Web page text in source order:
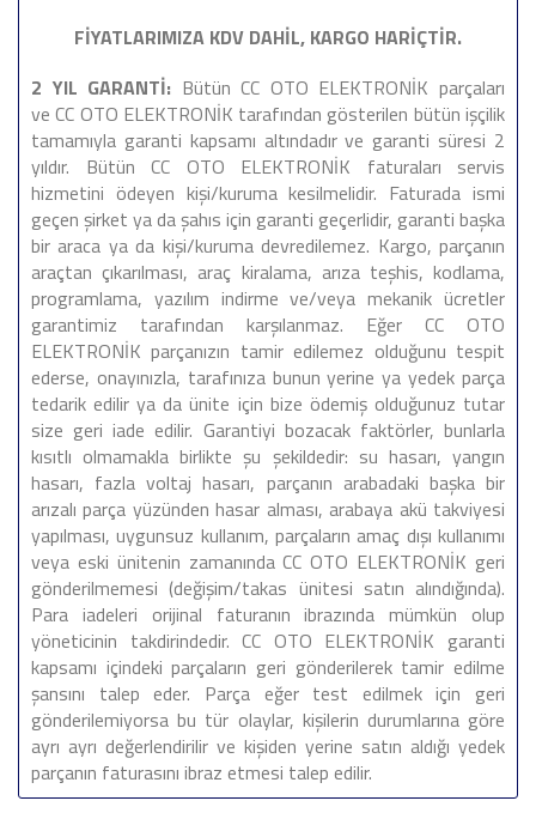
FİYATLARIMIZA KDV DAHİL, KARGO HARİÇTİR.
2 YIL GARANTİ: Bütün CC OTO ELEKTRONİK parçaları
ve CC OTO ELEKTRONİK tarafından gösterilen bütün işçilik
tamamıyla garanti kapsamı altındadır ve garanti süresi 2
yıldır. Bütün CC OTO ELEKTRONİK faturaları servis
hizmetini ödeyen kişi/kuruma kesilmelidir. Faturada ismi
geçen şirket ya da şahıs için garanti geçerlidir, garanti başka
bir araca ya da kişi/kuruma devredilemez. Kargo, parçanın
araçtan çıkarılması, araç kiralama, arıza teşhis, kodlama,
programlama, yazılım indirme ve/veya mekanik ücretler
garantimiz tarafından karşılanmaz. Eğer CC OTO
ELEKTRONİK parçanızın tamir edilemez olduğunu tespit
ederse, onayınızla, tarafınıza bunun yerine ya yedek parça
tedarik edilir ya da ünite için bize ödemiş olduğunuz tutar
size geri iade edilir. Garantiyi bozacak faktörler, bunlarla
kısıtlı olmamakla birlikte şu şekildedir: su hasarı, yangın
hasarı, fazla voltaj hasarı, parçanın arabadaki başka bir
arızalı parça yüzünden hasar alması, arabaya akü takviyesi
yapılması, uygunsuz kullanım, parçaların amaç dışı kullanımı
veya eski ünitenin zamanında CC OTO ELEKTRONİK geri
gönderilmemesi (değişim/takas ünitesi satın alındığında).
Para iadeleri orijinal faturanın ibrazında mümkün olup
yöneticinin takdirindedir. CC OTO ELEKTRONİK garanti
kapsamı içindeki parçaların geri gönderilerek tamir edilme
şansını talep eder. Parça eğer test edilmek için geri
gönderilemiyorsa bu tür olaylar, kişilerin durumlarına göre
ayrı ayrı değerlendirilir ve kişiden yerine satın aldığı yedek
parçanın faturasını ibraz etmesi talep edilir.